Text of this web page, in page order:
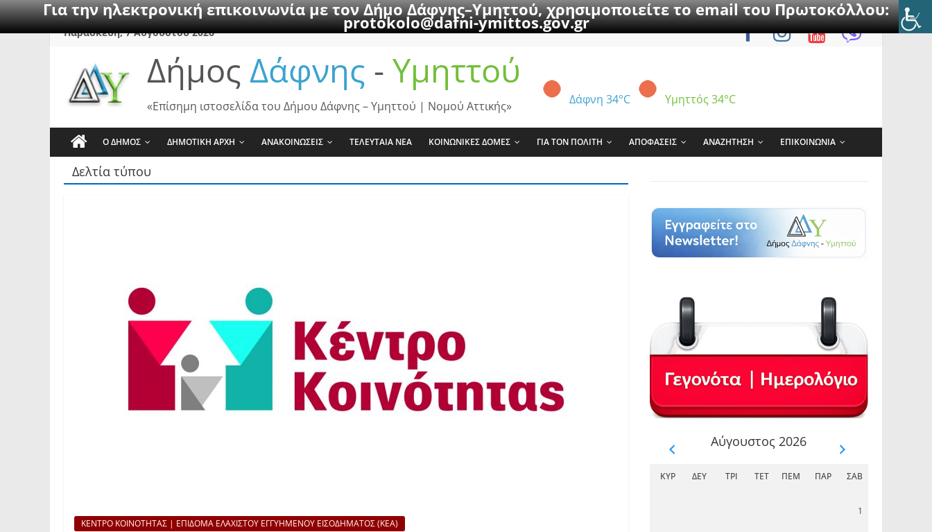
Για την ηλεκτρονική επικοινωνία με τον Δήμο Δάφνης–Υμηττού, χρησιμοποιείτε το email του Πρωτοκόλλου:
protokolo@dafni-ymittos.gov.gr
SkipΠαρασκευή, 7 Αυγούστου 2026
Δήμος Δάφνης - Υμηττού
Δάφνη 34°C Υμηττός 34°C
«Επίσημη ιστοσελίδα του Δήμου Δάφνης – Υμηττού | Νομού Αττικής»
Ο ΔΗΜΟΣ ΔΗΜΟΤΙΚΗ ΑΡΧΗ ΑΝΑΚΟΙΝΩΣΕΙΣ ΤΕΛΕΥΤΑΙΑ ΝΕΑ ΚΟΙΝΩΝΙΚΕΣ ΔΟΜΕΣ ΓΙΑ ΤΟΝ ΠΟΛΙΤΗ ΑΠΟΦΑΣΕΙΣ ΑΝΑΖΗΤΗΣΗ ΕΠΙΚΟΙΝΩΝΙΑ
Δελτία τύπου
ΚΕΝΤΡΟ ΚΟΙΝΟΤΗΤΑΣ | ΕΠΙΔΟΜΑ ΕΛΑΧΙΣΤΟΥ ΕΓΓΥΗΜΕΝΟΥ ΕΙΣΟΔΗΜΑΤΟΣ (ΚΕΑ)
Αύγουστος 2026
ΚΥΡ ΔΕΥ ΤΡΊ ΤΕΤ ΠΈΜ ΠΑΡ ΣΆΒ
1